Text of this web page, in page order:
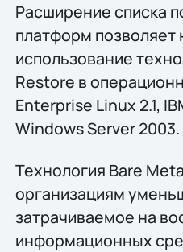
Расширение списка
платформ позволяет
использование
Restore в
Enterprise Linux 2.1,
Windows Server 2003.
Технология Bare
организациям
затрачиваемое на
информационных